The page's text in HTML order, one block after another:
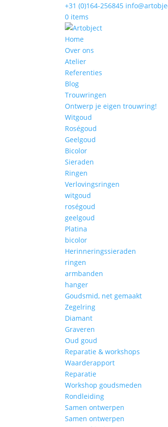
+31 (0)164-256845
0 items
Home
Over ons
Atelier
Referenties
Blog
Trouwringen
Ontwerp je eigen trouwring!
Witgoud
Roségoud
Geelgoud
Bicolor
Sieraden
Ringen
Verlovingsringen
witgoud
roségoud
geelgoud
Platina
bicolor
Herinneringssieraden
ringen
armbanden
hanger
Goudsmid, net gemaakt
Zegelring
Diamant
Graveren
Oud goud
Reparatie & workshops
Waarderapport
Reparatie
Workshop goudsmeden
Rondleiding
Samen ontwerpen
Samen ontwerpen